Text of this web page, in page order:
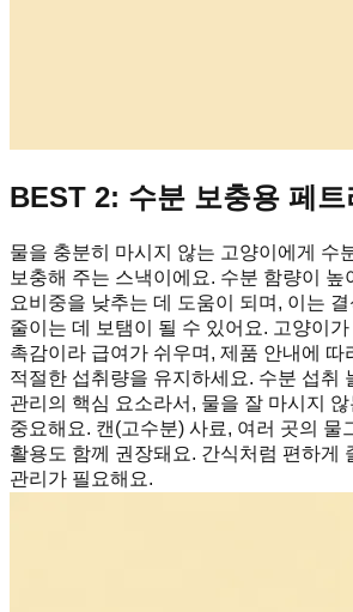
BEST 2: 수분 보충용 페트
물을 충분히 마시지 않는 고양이에게 수
보충해 주는 스낵이에요. 수분 함량이 높
요비중을 낮추는 데 도움이 되며, 이는
줄이는 데 보탬이 될 수 있어요. 고양이
촉감이라 급여가 쉬우며, 제품 안내에 따
적절한 섭취량을 유지하세요. 수분 섭취
관리의 핵심 요소라서, 물을 잘 마시지
중요해요. 캔(고수분) 사료, 여러 곳의 물
활용도 함께 권장돼요. 간식처럼 편하게
관리가 필요해요.